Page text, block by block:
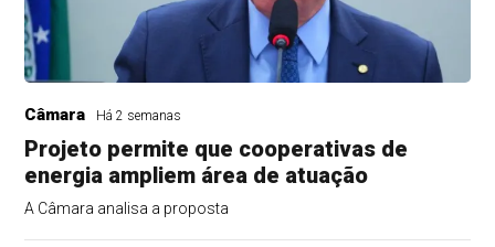
Câmara Há 2 semanas
Projeto permite que cooperativas de
energia ampliem área de atuação
A Câmara analisa a proposta